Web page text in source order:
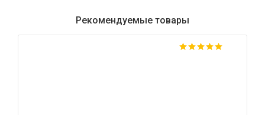
Рекомендуемые товары